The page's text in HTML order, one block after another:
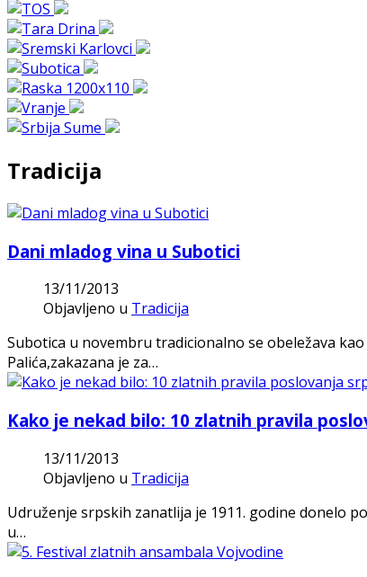
Tradicija
Dani mladog vina u Subotici
13/11/2013
Objavljeno u Tradicija
Subotica u novembru tradicionalno se obeležava
Palića,zakazana je za…
Kako je nekad bilo: 10 zlatnih pravila
13/11/2013
Objavljeno u Tradicija
Udruženje srpskih zanatlija je 1911. godine donelo
u…